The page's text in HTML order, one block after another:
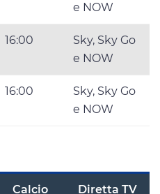
e NOW
16:00
Sky, Sky Go
e NOW
16:00
Sky, Sky Go
e NOW
Calcio Diretta TV